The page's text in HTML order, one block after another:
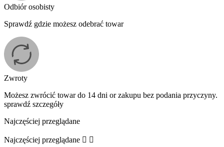
Odbiór osobisty
Sprawdź gdzie możesz odebrać towar
Zwroty
Możesz zwrócić towar do 14 dni or zakupu bez podania przyczyny.
sprawdź szczegóły
Najczęściej przeglądane
Najczęściej przeglądane  